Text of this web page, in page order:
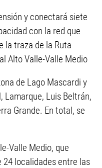
y conectará siete
con la red que
la traza de la Ruta
Alto Valle-Valle Medio
de Lago Mascardi y
Lamarque, Luis Beltrán,
Grande. En total, se
Valle Medio, que
localidades entre las